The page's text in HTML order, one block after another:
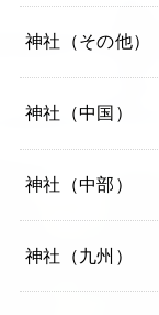
神社（その他）
神社（中国）
神社（中部）
神社（九州）